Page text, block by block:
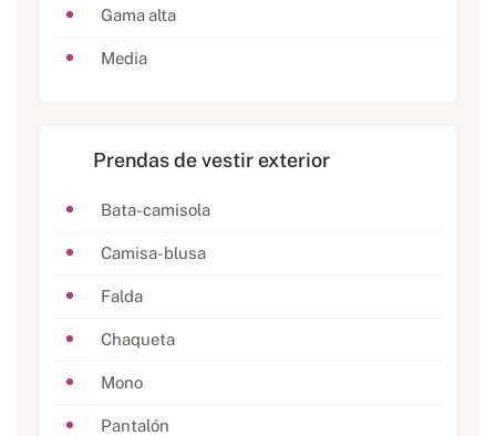
Gama alta
Media
Prendas de vestir exterior
Bata-camisola
Camisa-blusa
Falda
Chaqueta
Mono
Pantalón